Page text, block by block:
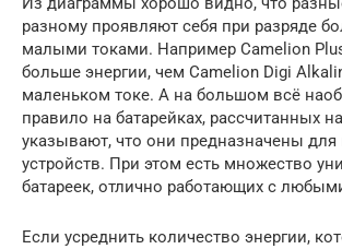
разному проявляют себя при разряде
малыми токами. Например Camelion
больше энергии, чем Camelion Digi
маленьком токе. А на большом всё
правило на батарейках, рассчитанных
указывают, что они предназначены
устройств. При этом есть множество
батареек, отлично работающих с
Если усреднить количество энергии,